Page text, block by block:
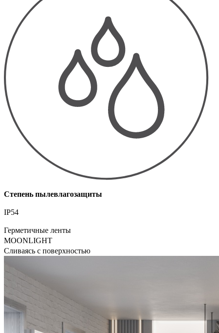
Степень пылевлагозащиты
IP54
Герметичные ленты
MOONLIGHT
Сливаясь с поверхностью